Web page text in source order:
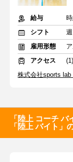
給与
シフト
雇用形態
アクセス
株式会社sports
「陸上 コーチ
「陸上 バイト」